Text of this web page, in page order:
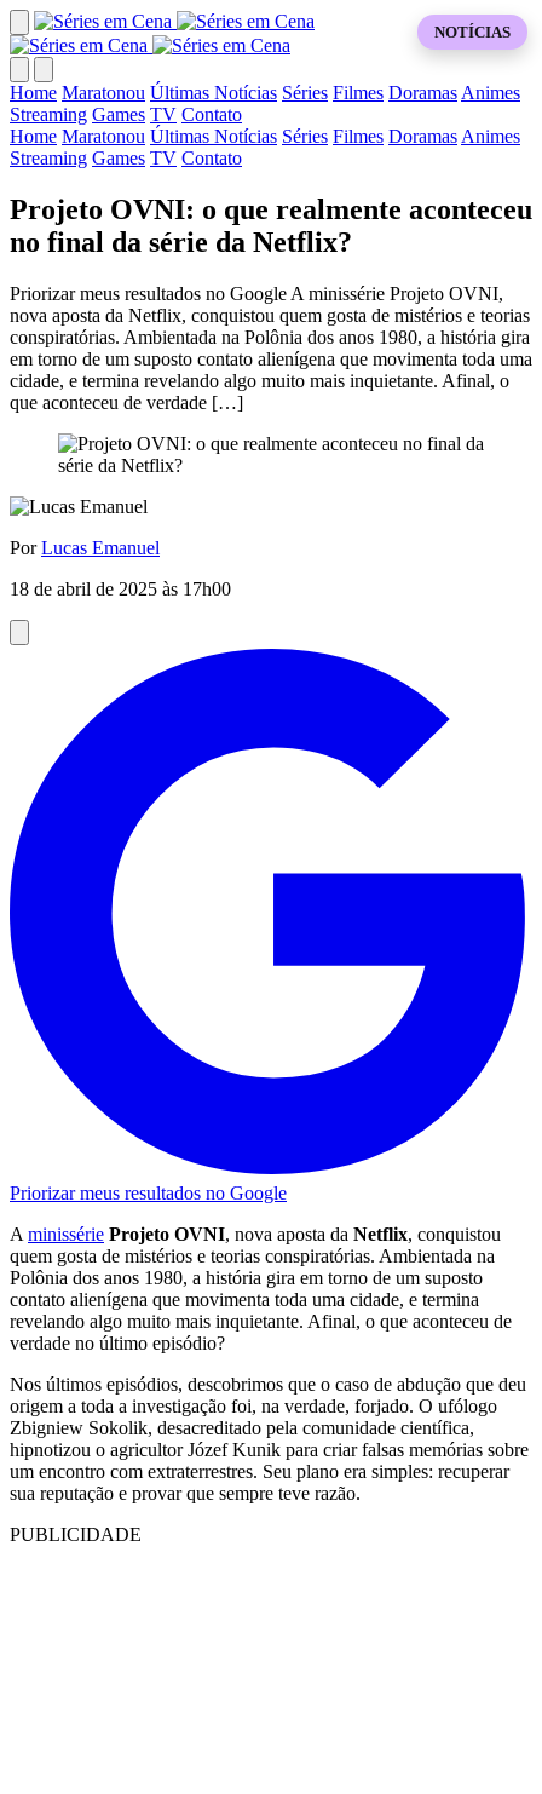
Home Maratonou Últimas Notícias Séries Filmes Doramas Animes
Streaming Games TV Contato
Home Maratonou Últimas Notícias Séries Filmes Doramas Animes
Streaming Games TV Contato
Projeto OVNI: o que realmente aconteceu
no final da série da Netflix?
Priorizar meus resultados no Google A minissérie Projeto OVNI,
nova aposta da Netflix, conquistou quem gosta de mistérios e teorias
conspiratórias. Ambientada na Polônia dos anos 1980, a história gira
em torno de um suposto contato alienígena que movimenta toda uma
cidade, e termina revelando algo muito mais inquietante. Afinal, o
que aconteceu de verdade […]
NOTÍCIAS
PorLucas Emanuel
18 de abril de 2025 às 17h00
Priorizar meus resultados no Google
A minissérie Projeto OVNI, nova aposta da Netflix, conquistou
quem gosta de mistérios e teorias conspiratórias. Ambientada na
Polônia dos anos 1980, a história gira em torno de um suposto
contato alienígena que movimenta toda uma cidade, e termina
revelando algo muito mais inquietante. Afinal, o que aconteceu de
verdade no último episódio?
Nos últimos episódios, descobrimos que o caso de abdução que deu
origem a toda a investigação foi, na verdade, forjado. O ufólogo
Zbigniew Sokolik, desacreditado pela comunidade científica,
hipnotizou o agricultor Józef Kunik para criar falsas memórias sobre
um encontro com extraterrestres. Seu plano era simples: recuperar
sua reputação e provar que sempre teve razão.
PUBLICIDADE